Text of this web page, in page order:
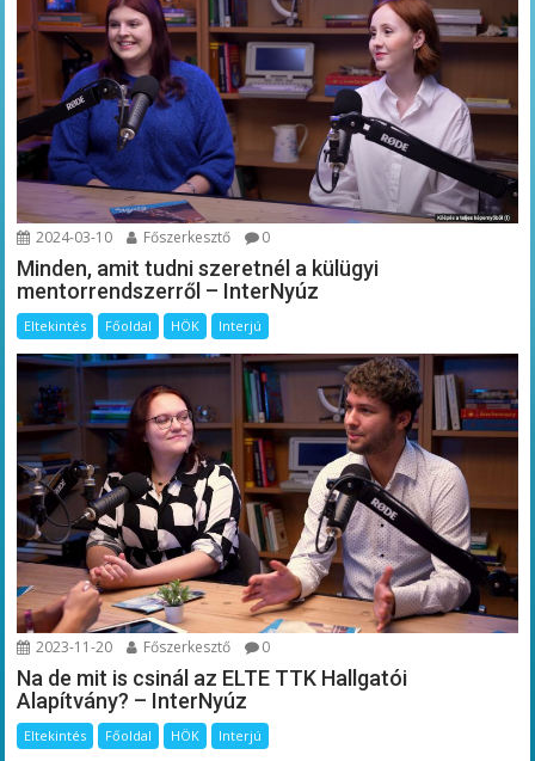
2024-03-10 Főszerkesztő 0
Minden, amit tudni szeretnél a külügyi
mentorrendszerről – InterNyúz
Eltekintés Főoldal HÖK Interjú
2023-11-20 Főszerkesztő 0
Na de mit is csinál az ELTE TTK Hallgatói
Alapítvány? – InterNyúz
Eltekintés Főoldal HÖK Interjú